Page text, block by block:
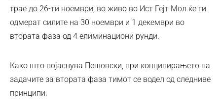
трае до 26-ти ноември, во живо во Ист Гејт Мол ќе ги
одмерат силите на 30 ноември и 1 декември во
втората фаза од 4 елиминациони рунди.
Како што појаснува Пешовски, при конципирањето на
задачите за втората фаза тимот се водел од следниве
принципи: